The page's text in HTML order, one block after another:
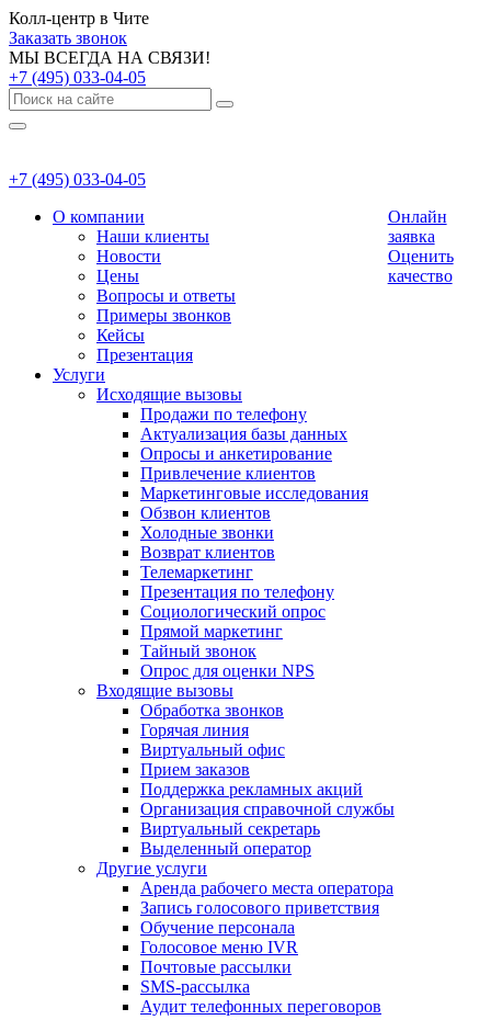
Колл-центр в Чите
Заказать звонок
МЫ ВСЕГДА НА СВЯЗИ!
+7 (495) 033-04-05
+7 (495) 033-04-05
Онлайн
заявка
Оценить
качество
О компании
Наши клиенты
Новости
Цены
Вопросы и ответы
Примеры звонков
Кейсы
Презентация
Услуги
Исходящие вызовы
Продажи по телефону
Актуализация базы данных
Опросы и анкетирование
Привлечение клиентов
Маркетинговые исследования
Обзвон клиентов
Холодные звонки
Возврат клиентов
Телемаркетинг
Презентация по телефону
Социологический опрос
Прямой маркетинг
Тайный звонок
Опрос для оценки NPS
Входящие вызовы
Обработка звонков
Горячая линия
Виртуальный офис
Прием заказов
Поддержка рекламных акций
Организация справочной службы
Виртуальный секретарь
Выделенный оператор
Другие услуги
Аренда рабочего места оператора
Запись голосового приветствия
Обучение персонала
Голосовое меню IVR
Почтовые рассылки
SMS-рассылка
Аудит телефонных переговоров